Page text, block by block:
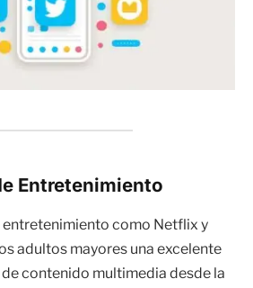
Entretenimiento
entretenimiento como Netflix y
adultos mayores una excelente
contenido multimedia desde la